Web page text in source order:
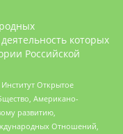
которых
Российской
Открытое
Американо-
развитию,
Отношений,